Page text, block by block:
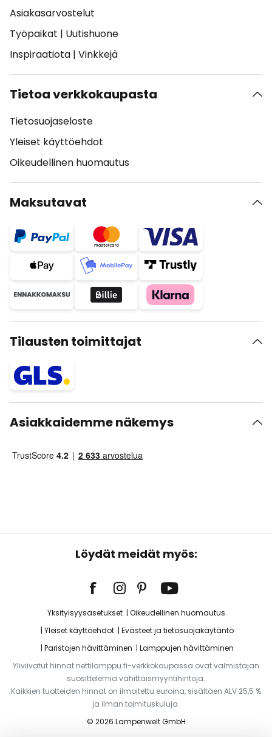
Asiakasarvostelut
Työpaikat | Uutishuone
Inspiraatiota | Vinkkejä
Tietoa verkkokaupasta
Tietosuojaseloste
Yleiset käyttöehdot
Oikeudellinen huomautus
Maksutavat
Tilausten toimittajat
Asiakkaidemme näkemys
Löydät meidät myös:
Yksityisyysasetukset
Oikeudellinen huomautus
Yleiset käyttöehdot
Evästeet ja tietosuojakäytäntö
Paristojen hävittäminen
Lamppujen hävittäminen
Yliviivatut hinnat nettilamppu.fi-verkkokaupassa ovat valmistajan
suosittelemia vähittäismyyntihintoja.
Kaikkien tuotteiden hinnat on ilmoitettu euroina, sisältäen ALV 25,5 %
ja ilman toimituskuluja.
© 2026 Lampenwelt GmbH